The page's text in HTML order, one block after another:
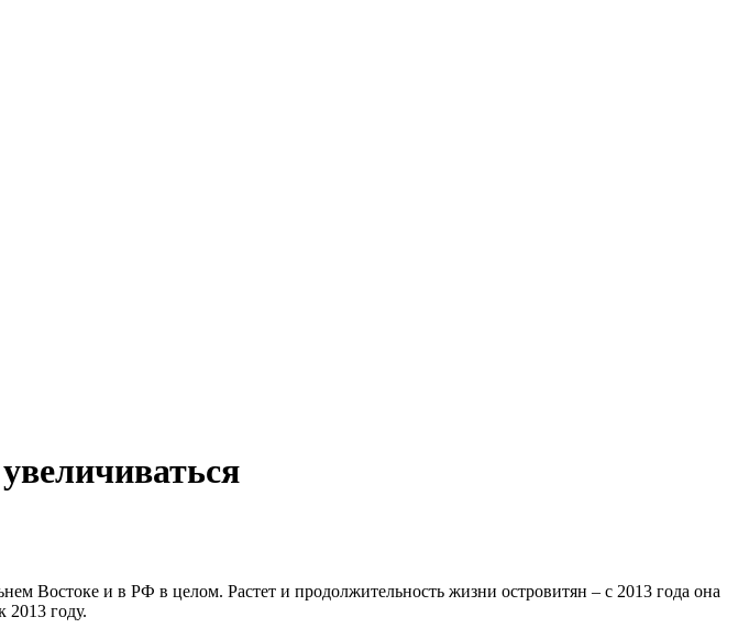
Востоке и в РФ в целом. Растет и продолжительность жизни островитян – с 2013 года она
2013 году.